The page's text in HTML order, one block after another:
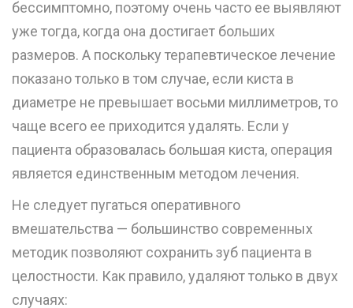
бессимптомно, поэтому очень часто ее выявляют
уже тогда, когда она достигает больших
размеров. А поскольку терапевтическое лечение
показано только в том случае, если киста в
диаметре не превышает восьми миллиметров, то
чаще всего ее приходится удалять. Если у
пациента образовалась большая киста, операция
является единственным методом лечения.
Не следует пугаться оперативного
вмешательства — большинство современных
методик позволяют сохранить зуб пациента в
целостности. Как правило, удаляют только в двух
случаях: